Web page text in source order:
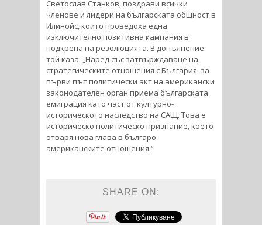
Светослав Станков, поздрави всички
членове и лидери на българската общност в
Илинойс, които проведоха една
изключително позитивна кампания в
подкрепа на резолюцията. В допълнение
той каза: „Наред със затвърждаване на
стратегическите отношения с България, за
първи път политически акт на американски
законодателен орган приема българската
емиграция като част от културно-
историческото наследство на САЩ. Това е
историческо политическо признание, което
отваря нова глава в българо-
американските отношения.“
SHARE ON: